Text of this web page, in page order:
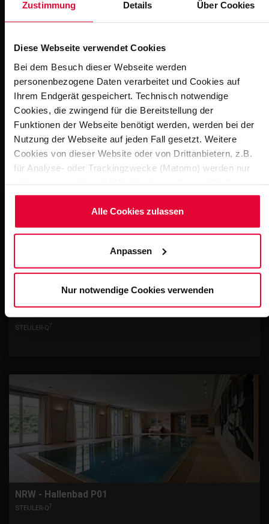
Zustimmung Details Über Cookies
Diese Webseite verwendet Cookies
Bei dem Besuch dieser Webseite werden
personenbezogene Daten verarbeitet und Cookies auf
Ihrem Endgerät gespeichert. Technisch notwendige
Cookies, die zwingend für die Bereitstellung der
Funktionen der Webseite benötigt werden, werden bei der
Nutzung der Webseite auf jeden Fall gesetzt. Weitere
Cookies von dieser Website oder von Drittanbietern, z.B.
für Analyse- oder Trackingzwecke (Matomo) werden nur
Möchten Sie dies nicht, klicken Sie bitte auf "Nur
notwendige Cookies verwenden". Mehr dazu
(einschließlich der Möglichkeit, die Einwilligungserklärung
Cookie-Hinweis(Link im Fuß der Website) bzw.
derDatenschutzerklärung.
Alle Cookies zulassen
Anpassen
Nur notwendige Cookies verwenden
Downloads
Cliner Quelle Carolinensiel Steuler Pool
Linings
Dateigröße: 1 MB | Dateiformat: pdf
Weitere Impressionen
NSH - Hallenbad P14
STEULER-Q7
NRW - Hallenbad P01
STEULER-Q7